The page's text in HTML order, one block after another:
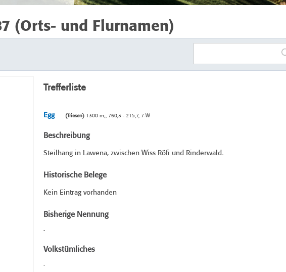
(Orts- und Flurnamen)
Trefferliste
Egg (Triesen)1300 m;, 760,3 - 215,7, 7-W
Beschreibung
Steilhang in Lawena, zwischen Wiss Röfi und Rinderwald.
Historische Belege
Kein Eintrag vorhanden
Bisherige Nennung
-
Volkstümliches
-